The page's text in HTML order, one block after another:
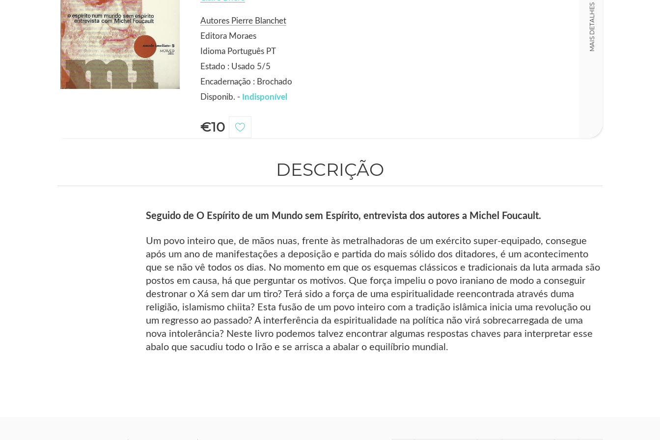
Autores Pierre Blanchet
Editora Moraes
Idioma Português PT
Estado : Usado 5/5
Encadernação : Brochado
Disponib. - Indisponível
€10
MAIS DETALHES
DESCRIÇÃO
Seguido de O Espírito de um Mundo sem Espírito, entrevista dos autores a Michel Foucault.
Um povo inteiro que, de mãos nuas, frente às metralhadoras de um exército super-equipado, consegue
após um ano de manifestações a deposição e partida do mais sólido dos ditadores, é um acontecimento
que se não vê todos os dias. No momento em que os esquemas clássicos e tradicionais da luta armada são
postos em causa, há que perguntar os motivos. Que força impeliu o povo iraniano de modo a conseguir
destronar o Xá sem dar um tiro? Terá sido a força de uma espiritualidade reencontrada através duma
religião, islamismo chiita? Esta fusão de um povo inteiro com a tradição islâmica inicia uma revolução ou
um regresso ao passado? A interferência da espiritualidade na política não virá sobrecarregada de uma
nova intolerância? Neste livro podemos talvez encontrar algumas respostas chaves para interpretar esse
abalo que sacudiu todo o Irão e se arrisca a abalar o equilíbrio mundial.